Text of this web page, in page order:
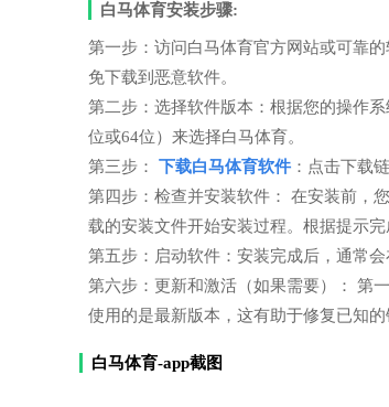
白马体育安装步骤:
第一步：访问白马体育官方网站或可靠
免下载到恶意软件。
第二步：选择软件版本：根据您的操作系
位或64位）来选择白马体育。
第三步： 下载白马体育软件 ：点击下载
第四步：检查并安装软件： 在安装前，
载的安装文件开始安装过程。根据提示
第五步：启动软件：安装完成后，通常
第六步：更新和激活（如果需要）： 第
使用的是最新版本，这有助于修复已知的
白马体育-app截图